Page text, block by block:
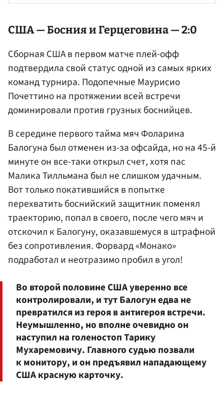
США— Босния и Герцеговина — 2:0
Сборная США в первом матче плей-офф
подтвердила свой статус одной из самых ярких
команд турнира. Подопечные Маурисио
Почеттино на протяжении всей встречи
доминировали против грузных боснийцев.
В середине первого тайма мяч Фоларина
Балогуна был отменен из-за офсайда, но на 45-й
минуте он все-таки открыл счет, хотя пас
Малика Тилльмана был не слишком удачным.
Вот только покатившийся в попытке
перехватить боснийский защитник поменял
траекторию, попал в своего, после чего мяч и
отскочил к Балогуну, оказавшемуся в штрафной
без сопротивления. Форвард «Монако»
подработал и неотразимо пробил в угол!
Во второй половине США уверенно все
контролировали, и тут Балогун едва не
превратился из героя в антигероя встречи.
Неумышленно, но вполне очевидно он
наступил на голеностоп Тарику
Мухаремовичу. Главного судью позвали
к монитору, и он предъявил нападающему
США красную карточку.